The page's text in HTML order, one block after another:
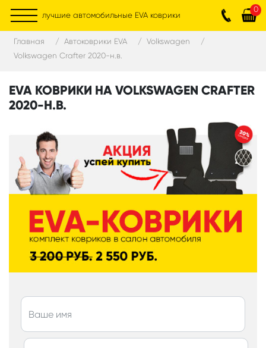
лучшие автомобильные EVA коврики
0
Главная Автоковрики EVA
Volkswagen
Volkswagen Crafter 2020-н.в.
EVA КОВРИКИ НА VOLKSWAGEN CRAFTER
2020-Н.В.